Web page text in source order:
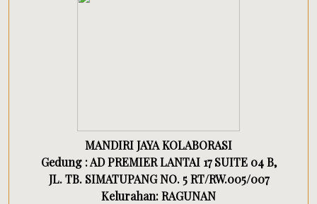
MANDIRI JAYA KOLABORASI
Gedung : AD PREMIER LANTAI 17 SUITE 04 B,
JL. TB. SIMATUPANG NO. 5 RT/RW.005/007
Kelurahan: RAGUNAN